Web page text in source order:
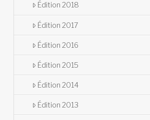
Édition 2018
Édition 2017
Édition 2016
Édition 2015
Édition 2014
Édition 2013